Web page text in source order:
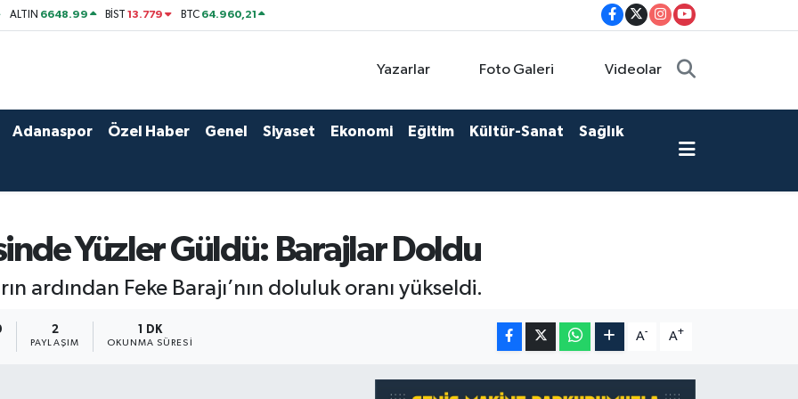
ALTIN 6648.99 BİST13.779 BTC 64.960,21
Yazarlar Foto Galeri Videolar
Adanaspor Özel Haber Genel Siyaset Ekonomi Eğitim Kültür-Sanat Sağlık
Yüzler Güldü: Barajlar Doldu
ardından Feke Barajı’nın doluluk oranı yükseldi.
2
PAYLAŞIM
1 DK
OKUNMA SÜRESI
A- A+